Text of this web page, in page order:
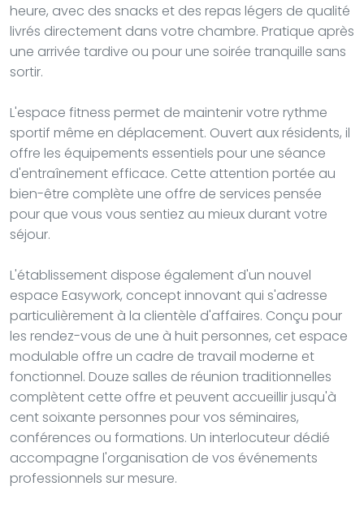
heure, avec des snacks et des repas légers de qualité
livrés directement dans votre chambre. Pratique après
une arrivée tardive ou pour une soirée tranquille sans
sortir.
L'espace fitness permet de maintenir votre rythme
sportif même en déplacement. Ouvert aux résidents, il
offre les équipements essentiels pour une séance
d'entraînement efficace. Cette attention portée au
bien-être complète une offre de services pensée
pour que vous vous sentiez au mieux durant votre
séjour.
L'établissement dispose également d'un nouvel
espace Easywork, concept innovant qui s'adresse
particulièrement à la clientèle d'affaires. Conçu pour
les rendez-vous de une à huit personnes, cet espace
modulable offre un cadre de travail moderne et
fonctionnel. Douze salles de réunion traditionnelles
complètent cette offre et peuvent accueillir jusqu'à
cent soixante personnes pour vos séminaires,
conférences ou formations. Un interlocuteur dédié
accompagne l'organisation de vos événements
professionnels sur mesure.